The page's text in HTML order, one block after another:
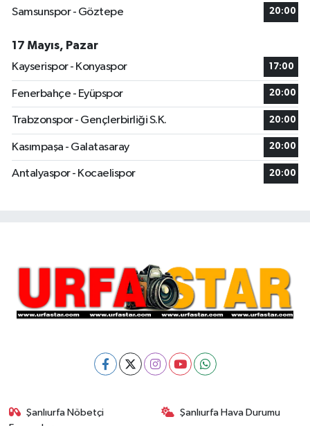
Samsunspor - Göztepe 20:00
17 Mayıs, Pazar
Kayserispor - Konyaspor
17:00
Fenerbahçe - Eyüpspor 20:00
Trabzonspor - Gençlerbirliği S.K. 20:00
Kasımpaşa - Galatasaray 20:00
Antalyaspor - Kocaelispor 20:00
Şanlıurfa Nöbetçi
Şanlıurfa Hava Durumu